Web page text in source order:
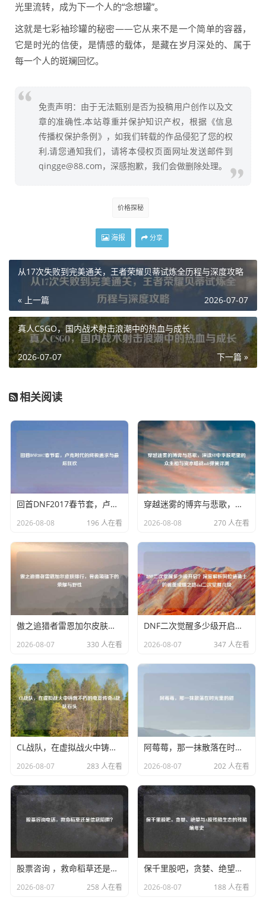
光里流转，成为下一个人的“念想罐”。
这就是七彩袖珍罐的秘密——它从来不是一个简单的容器，
它是时光的信使，是情感的载体，是藏在岁月深处的、属于
每一个人的斑斓回忆。
免责声明：由于无法甄别是否为投稿用户创作以及文
章的准确性,本站尊重并保护知识产权，根据《信息
传播权保护条例》，如我们转载的作品侵犯了您的权
利,请您通知我们，请将本侵权页面网址发送邮件到
qingge@88.com，深感抱歉，我们会做删除处理。
价格探秘
海报 分享
从17次失败到完美通关，王者荣耀贝蒂试炼全历程与深度攻略
« 上一篇 2026-07-07
真人CSGO，国内战术射击浪潮中的热血与成长
下一篇 »
2026-07-07
相关阅读
回首DNF2017春节套，卢克时代的终极追求与最后狂欢
2026-08-08 196 人在看
穿越迷雾的博弈与悲歌，深读ST中华股吧里的众生相与资本暗战mft弹簧评测
2026-08-08 270 人在看
傲之追猎者雷恩加尔皮肤排行，骨齿项链下的荣耀与野性
2026-08-07 330 人在看
DNF二次觉醒多少级开启？深度解析阿拉德勇士的破茧成蝶之路dnf二次觉醒几级
2026-08-07 347 人在看
CL战队，在虚拟战火中铸就不朽的电竞传奇cl战队石头
2026-08-07 283 人在看
阿莓莓，那一抹散落在时光里的甜
2026-08-07 202 人在看
股票咨询 ，救命稻草还是信息陷阱？
2026-08-07 258 人在看
保千里股吧，贪婪、绝望与A股残酷生态的残酷编年史
2026-08-07 188 人在看